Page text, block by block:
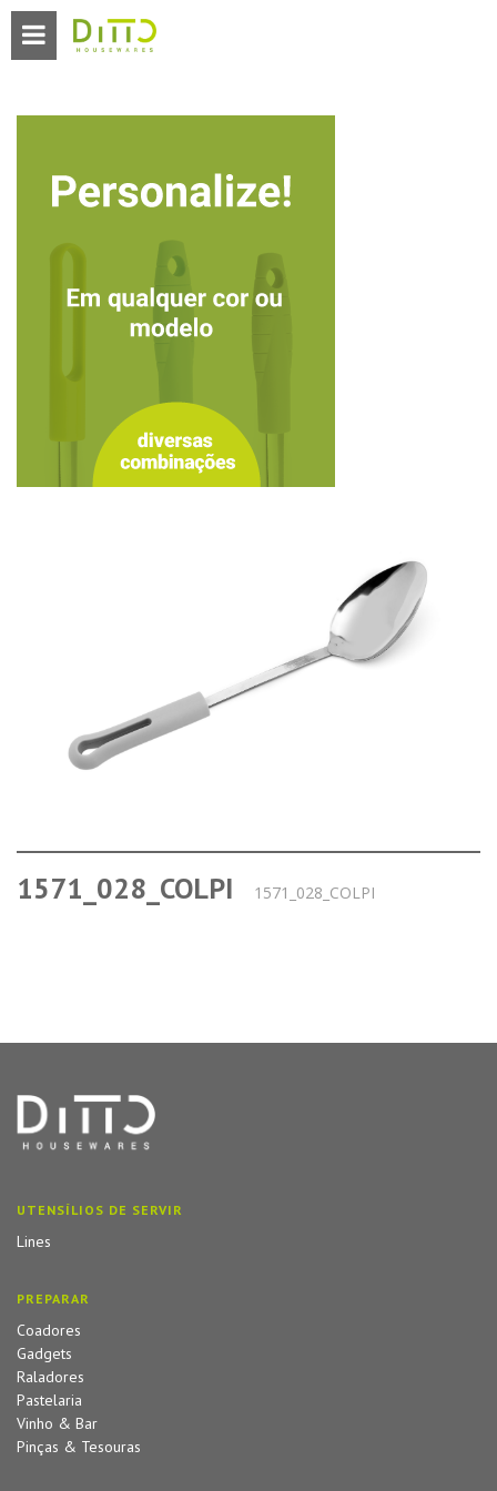
1571_028_COLPI 1571_028_COLPI
UTENSÍLIOS DE SERVIR
Lines
PREPARAR
Coadores
Gadgets
Raladores
Pastelaria
Vinho & Bar
Pinças & Tesouras